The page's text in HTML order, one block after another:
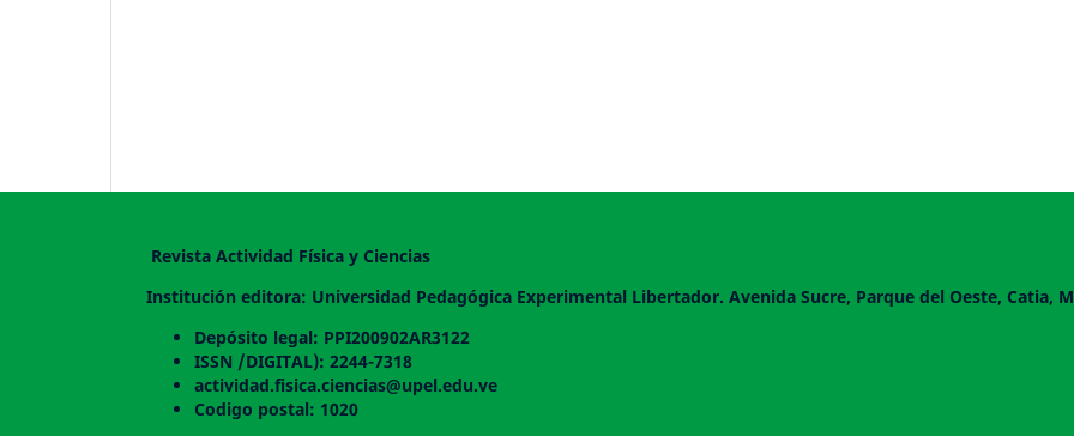
Revista Actividad Física y Ciencias
Institución editora: Universidad Pedagógica Experimental Libertador. Avenida Sucre, Parque del Oeste, Catia,
Depósito legal: PPI200902AR3122
ISSN /DIGITAL): 2244-7318
actividad.fisica.ciencias@upel.edu.ve
Codigo postal: 1020